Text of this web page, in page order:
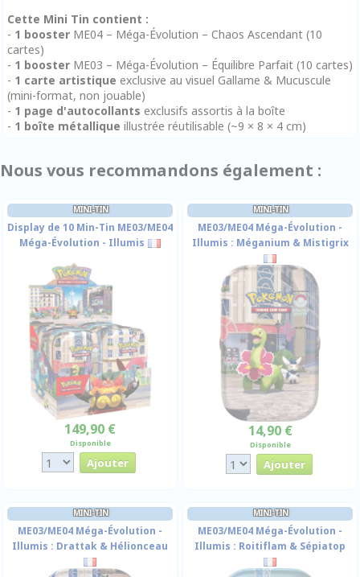
Cette Mini Tin contient :
- 1 booster ME04 – Méga-Évolution – Chaos Ascendant (10
cartes)
- 1 booster ME03 – Méga-Évolution – Équilibre Parfait (10 cartes)
- 1 carte artistique exclusive au visuel Gallame & Mucuscule
(mini-format, non jouable)
- 1 page d'autocollants exclusifs assortis à la boîte
- 1 boîte métallique illustrée réutilisable (~9 × 8 × 4 cm)
Nous vous recommandons également :
MINI-TIN
Display de 10 Min-Tin ME03/ME04
Méga-Évolution - Illumis
149,90 €
Disponible
MINI-TIN
ME03/ME04 Méga-Évolution -
Illumis : Méganium & Mistigrix
14,90 €
Disponible
MINI-TIN
ME03/ME04 Méga-Évolution -
Illumis : Drattak & Hélionceau
MINI-TIN
ME03/ME04 Méga-Évolution -
Illumis : Roitiflam & Sépiatop